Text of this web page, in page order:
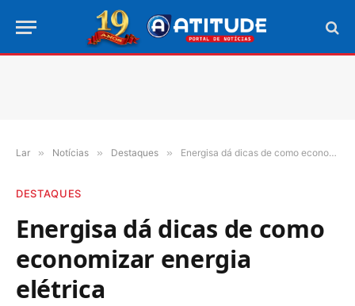
Lar » Notícias » Destaques » Energisa dá dicas de como economizar energia elétrica
DESTAQUES
Energisa dá dicas de como
economizar energia
elétrica